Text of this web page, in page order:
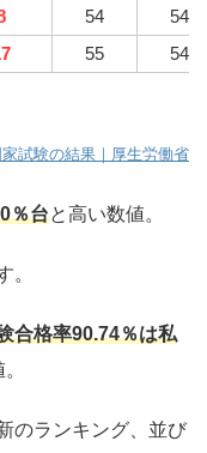
54
54
55 54
試験の結果｜厚生労働省
％台と高い数値。
。
合格率90.74％は私
のランキング、並び